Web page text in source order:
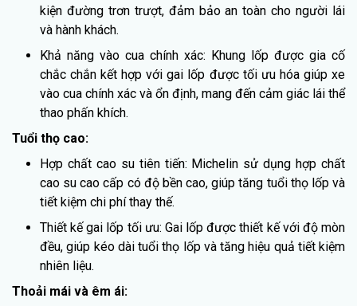
kiện đường trơn trượt, đảm bảo an toàn cho người lái
và hành khách.
Khả năng vào cua chính xác: Khung lốp được gia cố
chắc chắn kết hợp với gai lốp được tối ưu hóa giúp xe
vào cua chính xác và ổn định, mang đến cảm giác lái thể
thao phấn khích.
Tuổi thọ cao:
Hợp chất cao su tiên tiến: Michelin sử dụng hợp chất
cao su cao cấp có độ bền cao, giúp tăng tuổi thọ lốp và
tiết kiệm chi phí thay thế.
Thiết kế gai lốp tối ưu: Gai lốp được thiết kế với độ mòn
đều, giúp kéo dài tuổi thọ lốp và tăng hiệu quả tiết kiệm
nhiên liệu.
Thoải mái và êm ái: